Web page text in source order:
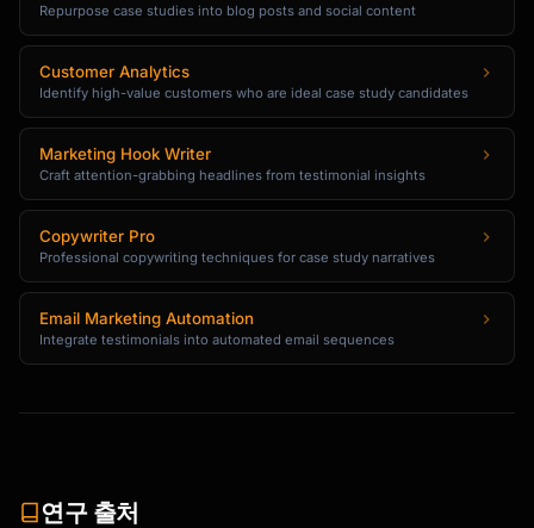
Repurpose case studies into blog posts and social content
Customer Analytics
Identify high-value customers who are ideal case study candidates
Marketing Hook Writer
Craft attention-grabbing headlines from testimonial insights
Copywriter Pro
Professional copywriting techniques for case study narratives
Email Marketing Automation
Integrate testimonials into automated email sequences
연구 출처